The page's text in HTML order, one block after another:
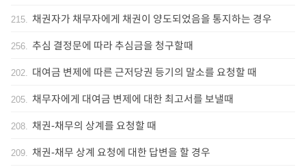
215. 채권자가 채무자에게 채권이 양도되었음을 통지하는 경우
256. 추심 결정문에 따라 추심금을 청구할때
202. 대여금 변제에 따른 근저당권 등기의 말소를 요청할 때
205. 채무자에게 대여금 변제에 대한 최고서를 보낼때
208. 채권-채무의 상계를 요청할 때
209. 채권-채무 상계 요청에 대한 답변을 할 경우